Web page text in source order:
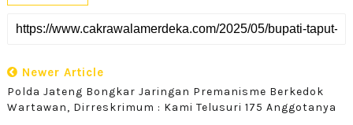
Newer Article
Polda Jateng Bongkar Jaringan Premanisme Berkedok
Wartawan, Dirreskrimum : Kami Telusuri 175 Anggotanya